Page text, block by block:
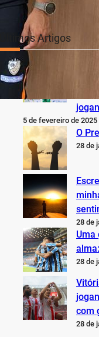
Últimos Artigos
O
5 de fevereiro de 2025
O
28 de
28 de
Uma
28 de
com
28 de